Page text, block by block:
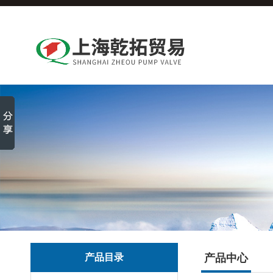
产品目录 产品中心